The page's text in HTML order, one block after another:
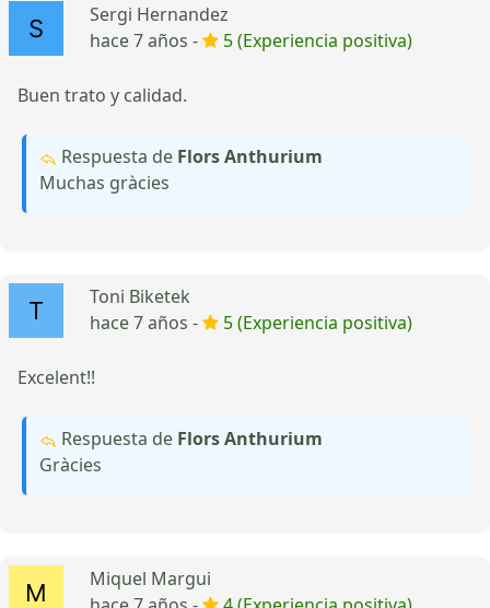
Sergi Hernandez
hace 7 años -
5 (Experiencia positiva)
Buen trato y calidad.
Respuesta de Flors Anthurium
Muchas gràcies
Toni Biketek
hace 7 años -
5 (Experiencia positiva)
Excelent!!
Respuesta de Flors Anthurium
Gràcies
Miquel Margui